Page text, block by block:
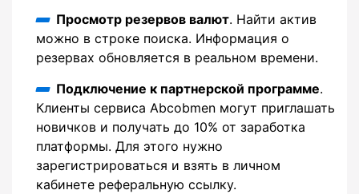
Просмотр резервов валют. Найти актив
можно в строке поиска. Информация о
резервах обновляется в реальном времени.
Подключение к партнерской программе.
Клиенты сервиса Abcobmen могут приглашать
новичков и получать до 10% от заработка
платформы. Для этого нужно
зарегистрироваться и взять в личном
кабинете реферальную ссылку.